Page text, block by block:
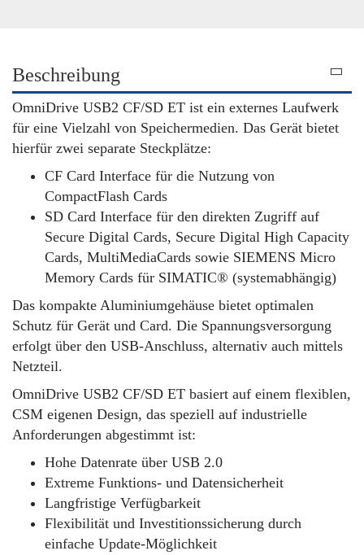
Beschreibung
OmniDrive USB2 CF/SD ET ist ein externes Laufwerk
für eine Vielzahl von Speichermedien. Das Gerät bietet
hierfür zwei separate Steckplätze:
CF Card Interface für die Nutzung von
CompactFlash Cards
SD Card Interface für den direkten Zugriff auf
Secure Digital Cards, Secure Digital High Capacity
Cards, MultiMediaCards sowie SIEMENS Micro
Memory Cards für SIMATIC® (systemabhängig)
Das kompakte Aluminiumgehäuse bietet optimalen
Schutz für Gerät und Card. Die Spannungsversorgung
erfolgt über den USB-Anschluss, alternativ auch mittels
Netzteil.
OmniDrive USB2 CF/SD ET basiert auf einem flexiblen,
CSM eigenen Design, das speziell auf industrielle
Anforderungen abgestimmt ist:
Hohe Datenrate über USB 2.0
Extreme Funktions- und Datensicherheit
Langfristige Verfügbarkeit
Flexibilität und Investitionssicherung durch
einfache Update-Möglichkeit